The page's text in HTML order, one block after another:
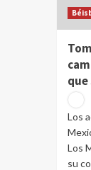
que
Los
Los
su